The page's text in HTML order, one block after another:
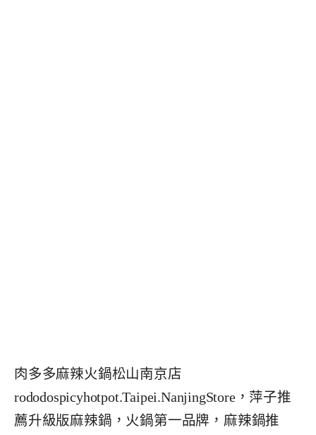
肉多多麻辣火鍋松山南京店
rododospicyhotpot.Taipei.NanjingStore，萍子推
薦升級版麻辣鍋，火鍋第一品牌，麻辣鍋推